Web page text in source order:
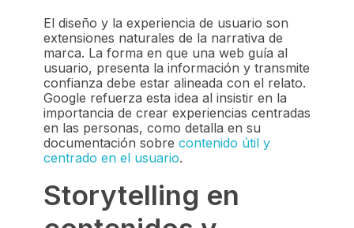
El diseño y la experiencia de usuario son
extensiones naturales de la narrativa de
marca. La forma en que una web guía al
usuario, presenta la información y transmite
confianza debe estar alineada con el relato.
Google refuerza esta idea al insistir en la
importancia de crear experiencias centradas
en las personas, como detalla en su
documentación sobre contenido útil y
centrado en el usuario.
Storytelling en